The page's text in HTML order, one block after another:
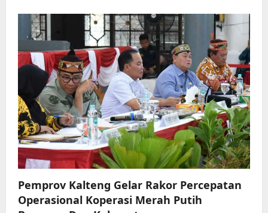
SMKN
Hanau,
Gubernur
Memastikan
Setiap
Anak
di
Kalteng
Nikmati
Kualitas
Pendidikan
yang
Sama
Pemprov Kalteng Gelar Rakor Percepatan
Operasional Koperasi Merah Putih